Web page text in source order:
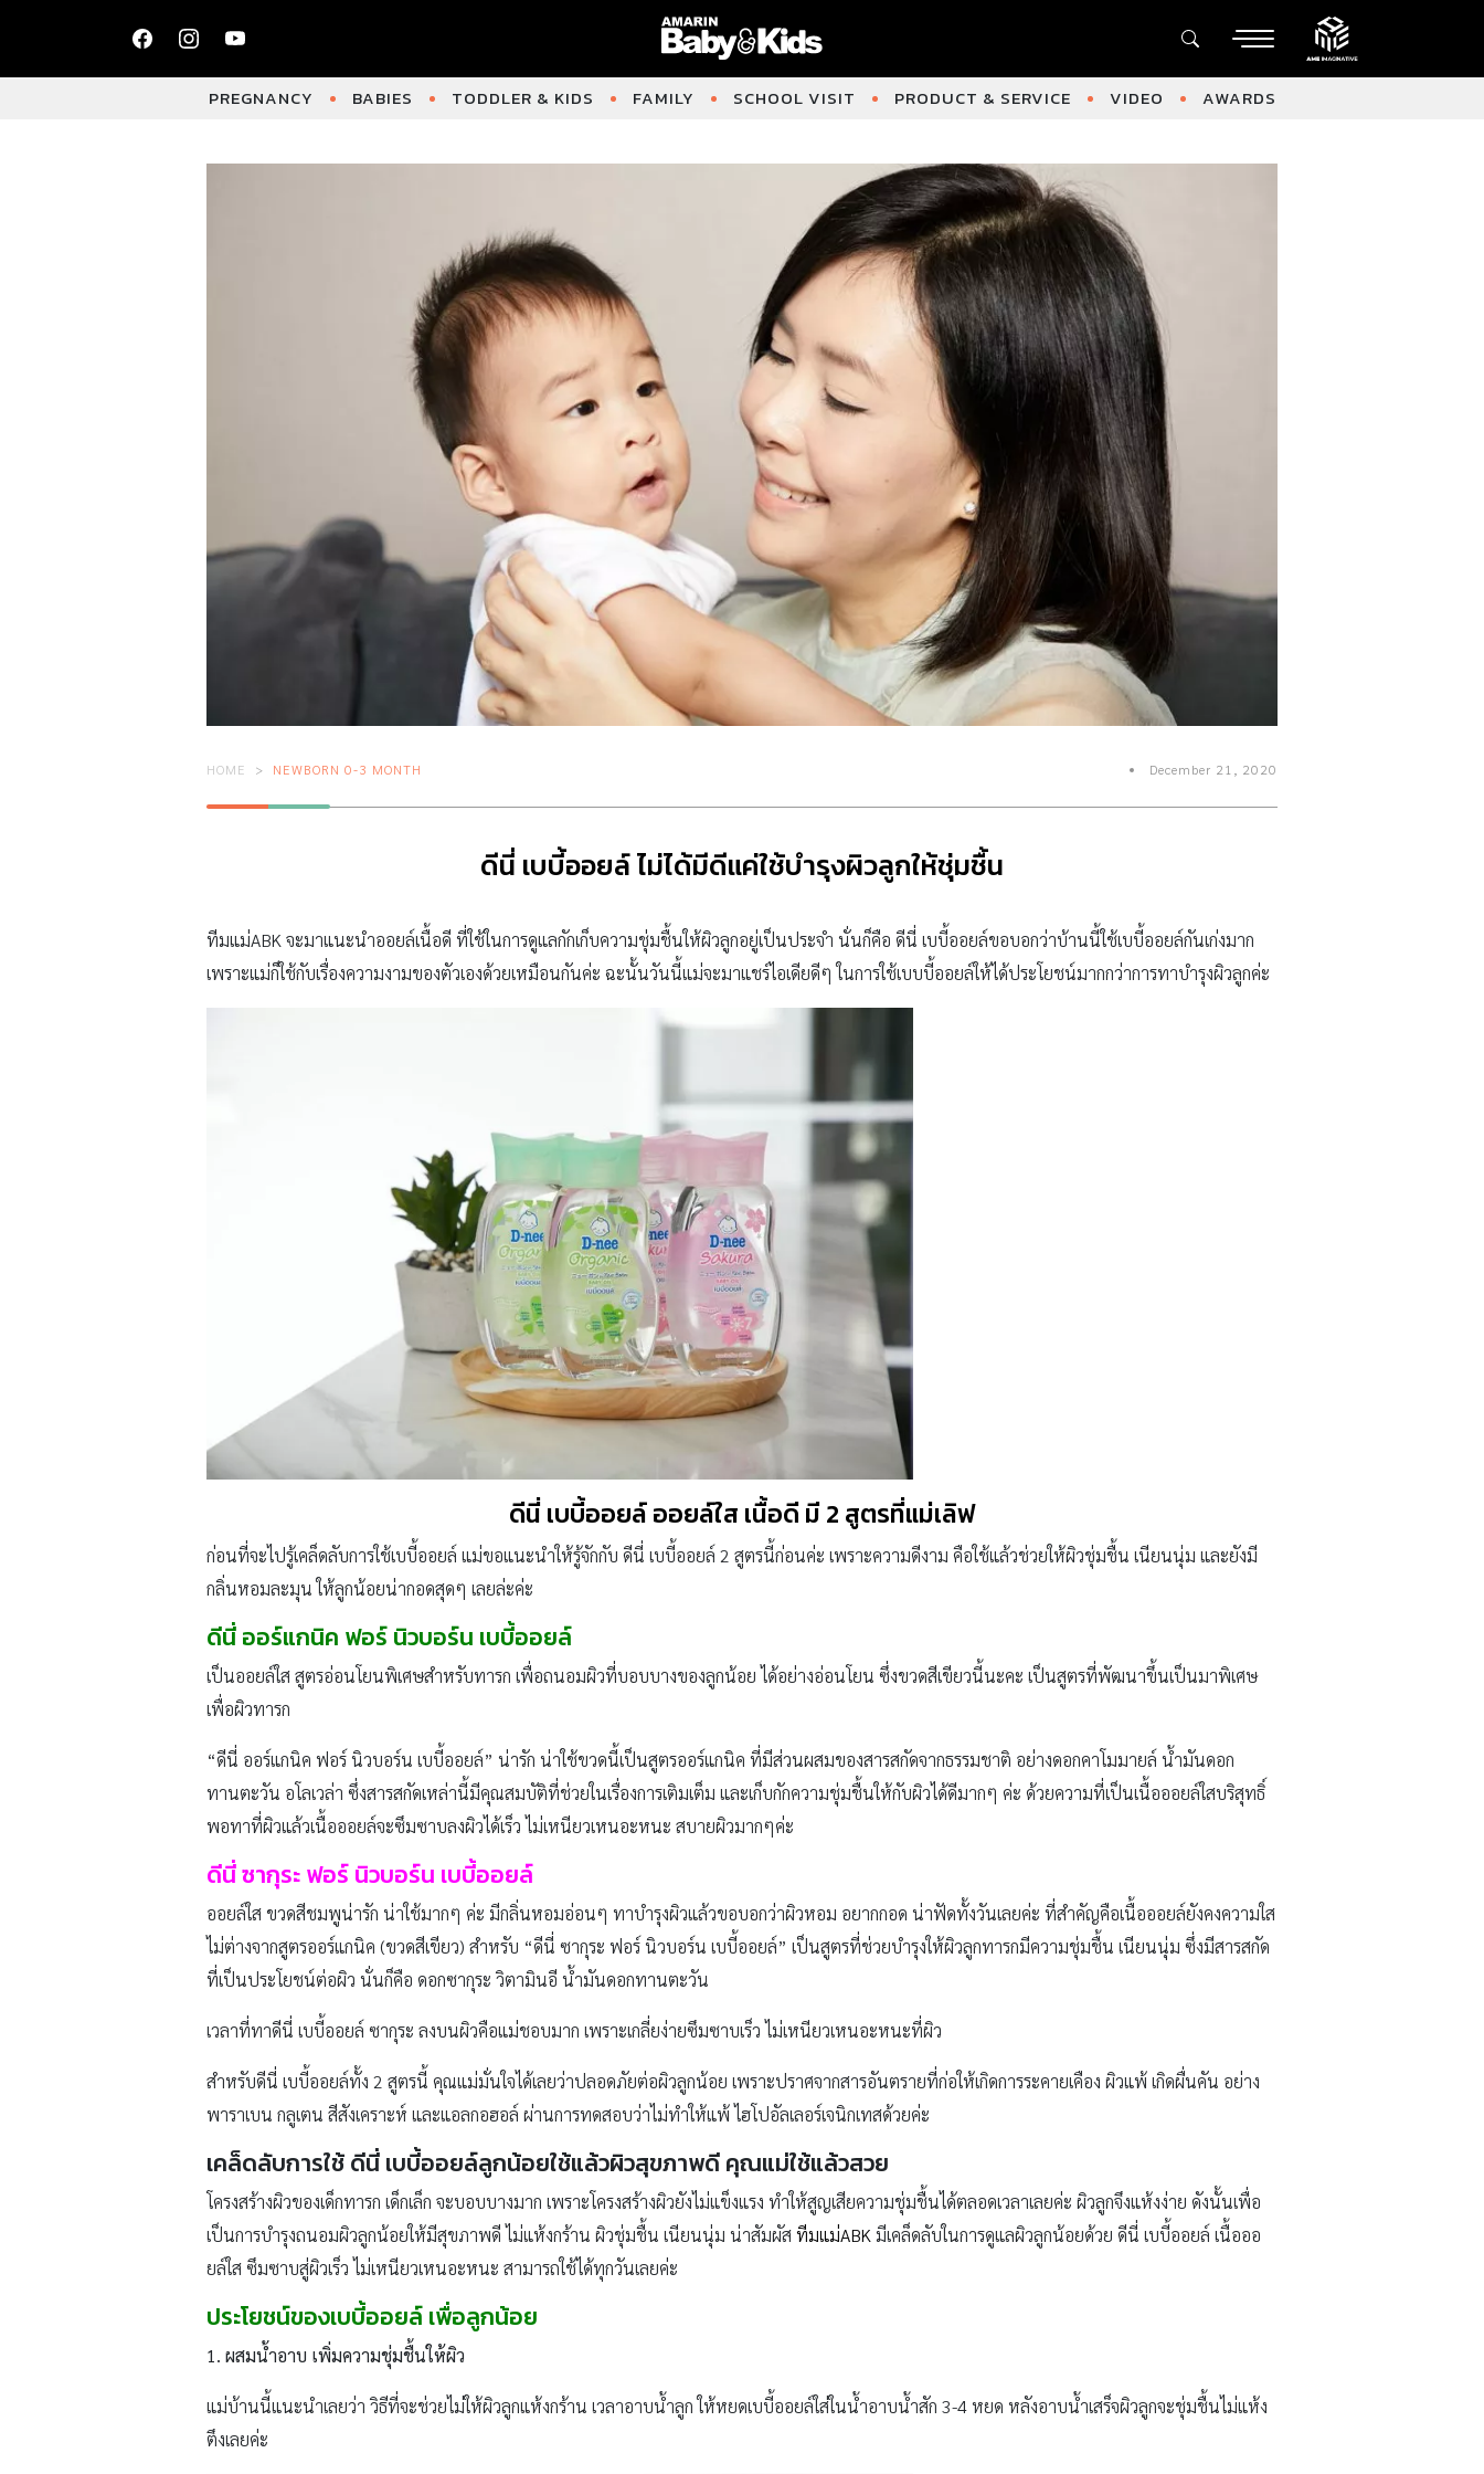
PREGNANCY BABIES TODDLER & KIDS FAMILY SCHOOL VISIT PRODUCT & SERVICE VIDEO AWARDS
HOME NEWBORN 0-3 MONTH December 21, 2020
ดีนี่ เบบี้ออยล์ ไม่ได้มีดีแค่ใช้บำรุงผิวลูกให้ชุ่มชื้น
ทีมแม่ABK จะมาแนะนำออยล์เนื้อดี ที่ใช้ในการดูแลกักเก็บความชุ่มชื้นให้ผิวลูกอยู่เป็นประจำ นั่นก็คือ ดีนี่ เบบี้ออยล์ขอบอกว่าบ้านนี้ใช้เบบี้ออยล์กันเก่งมาก
เพราะแม่ก็ใช้กับเรื่องความงามของตัวเองด้วยเหมือนกันค่ะ ฉะนั้นวันนี้แม่จะมาแชร์ไอเดียดีๆ ในการใช้เบบบี้ออยล์ให้ได้ประโยชน์มากกว่าการทาบำรุงผิวลูกค่ะ
ดีนี่ เบบี้ออยล์ ออยล์ใส เนื้อดี มี2 สูตรที่แม่เลิฟ
ก่อนที่จะไปรู้เคล็ดลับการใช้เบบี้ออยล์ แม่ขอแนะนำให้รู้จักกับ ดีนี่ เบบี้ออยล์ 2 สูตรนี้ก่อนค่ะ เพราะความดีงาม คือใช้แล้วช่วยให้ผิวชุ่มชื้น เนียนนุ่ม และยังมี
กลิ่นหอมละมุน ให้ลูกน้อยน่ากอดสุดๆ เลยล่ะค่ะ
ดีนี่ ออร์แกนิค ฟอร์ นิวบอร์น เบบี้ออยล์
เป็นออยล์ใส สูตรอ่อนโยนพิเศษสำหรับทารก เพื่อถนอมผิวที่บอบบางของลูกน้อย ได้อย่างอ่อนโยน ซึ่งขวดสีเขียวนี้นะคะ เป็นสูตรที่พัฒนาขึ้นเป็นมาพิเศษ
เพื่อผิวทารก
“ดีนี่ ออร์แกนิค ฟอร์ นิวบอร์น เบบี้ออยล์” น่ารัก น่าใช้ขวดนี้เป็นสูตรออร์แกนิค ที่มีส่วนผสมของสารสกัดจากธรรมชาติ อย่างดอกคาโมมายล์ น้ำมันดอก
ทานตะวัน อโลเวล่า ซึ่งสารสกัดเหล่านี้มีคุณสมบัติที่ช่วยในเรื่องการเติมเต็ม และเก็บกักความชุ่มชื้นให้กับผิวได้ดีมากๆ ค่ะ ด้วยความที่เป็นเนื้อออยล์ใสบริสุทธิ์
พอทาที่ผิวแล้วเนื้อออยล์จะซึมซาบลงผิวได้เร็ว ไม่เหนียวเหนอะหนะ สบายผิวมากๆค่ะ
ดีนี่ ซากุระ ฟอร์ นิวบอร์น เบบี้ออยล์
ออยล์ใส ขวดสีชมพูน่ารัก น่าใช้มากๆ ค่ะ มีกลิ่นหอมอ่อนๆ ทาบำรุงผิวแล้วขอบอกว่าผิวหอม อยากกอด น่าฟัดทั้งวันเลยค่ะ ที่สำคัญคือเนื้อออยล์ยังคงความใส
ไม่ต่างจากสูตรออร์แกนิค (ขวดสีเขียว) สำหรับ “ดีนี่ ซากุระ ฟอร์ นิวบอร์น เบบี้ออยล์” เป็นสูตรที่ช่วยบำรุงให้ผิวลูกทารกมีความชุ่มชื้น เนียนนุ่ม ซึ่งมีสารสกัด
ที่เป็นประโยชน์ต่อผิว นั่นก็คือ ดอกซากุระ วิตามินอี น้ำมันดอกทานตะวัน
เวลาที่ทาดีนี่ เบบี้ออยล์ ซากุระ ลงบนผิวคือแม่ชอบมาก เพราะเกลี่ยง่ายซึมซาบเร็ว ไม่เหนียวเหนอะหนะที่ผิว
สำหรับดีนี่ เบบี้ออยล์ทั้ง 2 สูตรนี้ คุณแม่มั่นใจได้เลยว่าปลอดภัยต่อผิวลูกน้อย เพราะปราศจากสารอันตรายที่ก่อให้เกิดการระคายเคือง ผิวแพ้ เกิดผื่นคัน อย่าง
พาราเบน กลูเตน สีสังเคราะห์ และแอลกอฮอล์ ผ่านการทดสอบว่าไม่ทำให้แพ้ ไฮโปอัลเลอร์เจนิกเทสด้วยค่ะ
เคล็ดลับการใช้ ดีนี่ เบบี้ออยล์ลูกน้อยใช้แล้วผิวสุขภาพดี คุณแม่ใช้แล้วสวย
โครงสร้างผิวของเด็กทารก เด็กเล็ก จะบอบบางมาก เพราะโครงสร้างผิวยังไม่แข็งแรง ทำให้สูญเสียความชุ่มชื้นได้ตลอดเวลาเลยค่ะ ผิวลูกจึงแห้งง่าย ดังนั้นเพื่อ
เป็นการบำรุงถนอมผิวลูกน้อยให้มีสุขภาพดี ไม่แห้งกร้าน ผิวชุ่มชื้น เนียนนุ่ม น่าสัมผัสทีมแม่ABK มีเคล็ดลับในการดูแลผิวลูกน้อยด้วย ดีนี่ เบบี้ออยล์ เนื้อออ
ยล์ใส ซึมซาบสู่ผิวเร็ว ไม่เหนียวเหนอะหนะ สามารถใช้ได้ทุกวันเลยค่ะ
ประโยชน์ของเบบี้ออยล์ เพื่อลูกน้อย
1. ผสมน้ำอาบ เพิ่มความชุ่มชื้นให้ผิว
แม่บ้านนี้แนะนำเลยว่า วิธีที่จะช่วยไม่ให้ผิวลูกแห้งกร้าน เวลาอาบน้ำลูก ให้หยดเบบี้ออยล์ใส่ในน้ำอาบน้ำสัก 3-4 หยด หลังอาบน้ำเสร็จผิวลูกจะชุ่มชื้นไม่แห้ง
ตึงเลยค่ะ